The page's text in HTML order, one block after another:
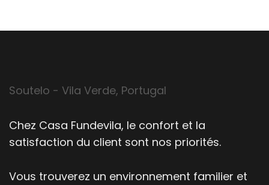
Soutelo - Vila Verde, Portugal
Chez Casa Fundevila, le confort et la
satisfaction du client sont nos priorités.
Vous trouverez un environnement familier et